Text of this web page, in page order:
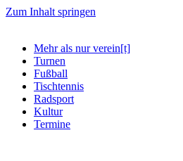
Zum Inhalt springen
Mehr als nur verein[t]
Turnen
Fußball
Tischtennis
Radsport
Kultur
Termine